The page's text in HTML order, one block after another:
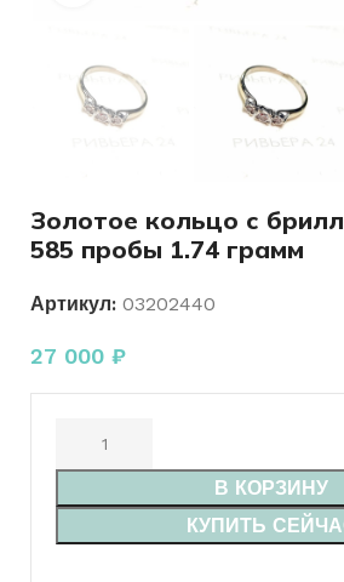
Золотое кольцо с
585 пробы 1.74 грамм
Артикул: 03202440
27 000 ₽
В КОРЗИНУ
КУПИТЬ